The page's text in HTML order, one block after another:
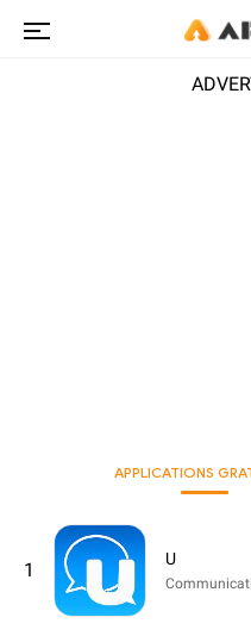
APPLICATIONS
1
U